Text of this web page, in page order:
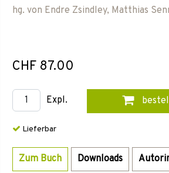
hg. von Endre Zsindley, Matthias
CHF 87.00
Expl.
Lieferbar
Zum Buch Downloads